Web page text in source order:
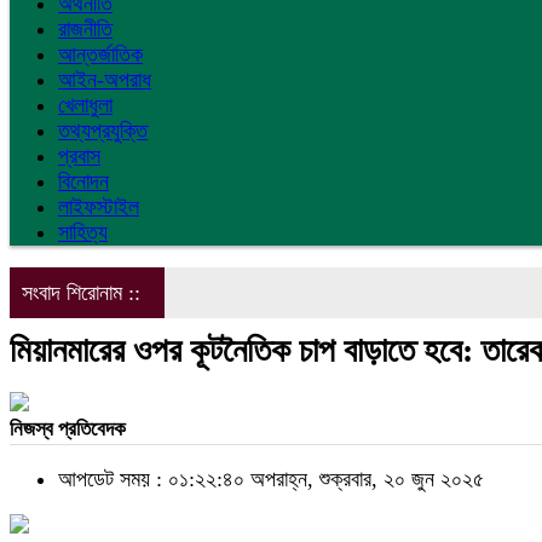
রাজনীতি
আন্তর্জাতিক
আইন-অপরাধ
খেলাধুলা
তথ্যপ্রযুক্তি
প্রবাস
বিনোদন
লাইফস্টাইল
সাহিত্য
সংবাদ শিরোনাম ::
মিয়ানমারের ওপর কূটনৈতিক চাপ বাড়াতে হবে:
নিজস্ব প্রতিবেদক
আপডেট সময় : ০১:২২:৪০ অপরাহ্ন, শুক্রবার, ২০ জুন ২০২৫